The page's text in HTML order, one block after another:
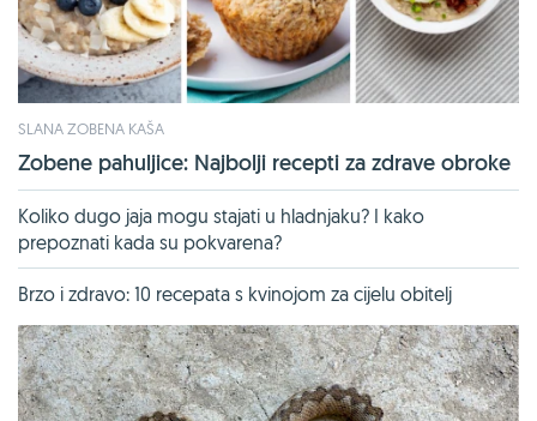
SLANA ZOBENA KAŠA
Zobene pahuljice: Najbolji recepti za zdrave obroke
Koliko dugo jaja mogu stajati u hladnjaku? I kako
prepoznati kada su pokvarena?
Brzo i zdravo: 10 recepata s kvinojom za cijelu obitelj